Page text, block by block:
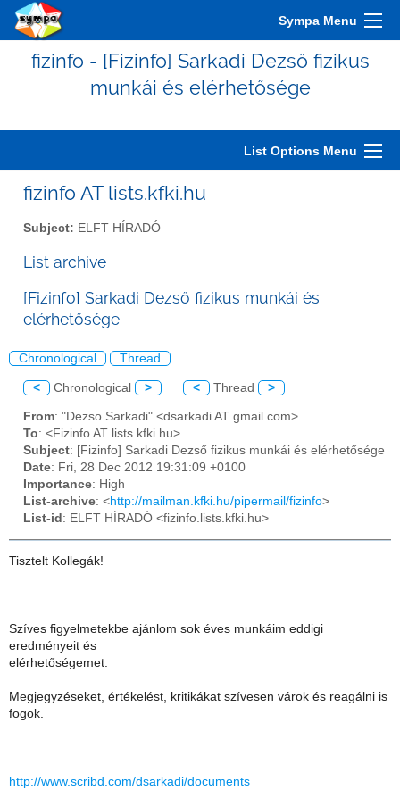
Sympa Menu
fizinfo - [Fizinfo] Sarkadi Dezső fizikus
munkái és elérhetősége
List Options Menu
fizinfo AT lists.kfki.hu
Subject: ELFT HÍRADÓ
List archive
[Fizinfo] Sarkadi Dezső fizikus munkái és
elérhetősége
Chronological Thread
< Chronological > < Thread >
From: "Dezso Sarkadi" <dsarkadi AT gmail.com>
To: <Fizinfo AT lists.kfki.hu>
Subject: [Fizinfo] Sarkadi Dezső fizikus munkái és elérhetősége
Date: Fri, 28 Dec 2012 19:31:09 +0100
Importance: High
List-archive: <http://mailman.kfki.hu/pipermail/fizinfo>
List-id : ELFT HÍRADÓ <fizinfo.lists.kfki.hu>
Tisztelt Kollegák!
Szíves figyelmetekbe ajánlom sok éves munkáim eddigi
eredményeit és
elérhetőségemet.
Megjegyzéseket, értékelést, kritikákat szívesen várok és reagálni is
fogok.
http://www.scribd.com/dsarkadi/documents